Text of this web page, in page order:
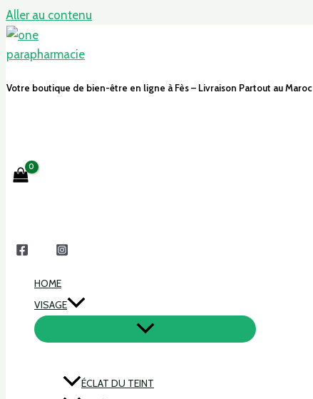
Aller au contenu
Votre boutique de bien-être en ligne à Fès – Livraison Partout au Maroc
HOME
VISAGE
ÉCLAT DU TEINT